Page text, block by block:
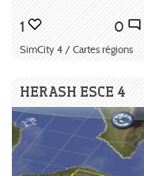
1 0
SimCity 4 / Cartes régions
HERASH ESCE 4